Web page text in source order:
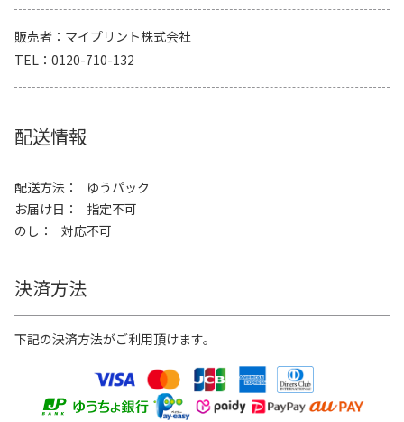
販売者
マイプリント株式会社
TEL
0120-710-132
配送情報
配送方法
ゆうパック
お届け日
指定不可
のし
対応不可
決済方法
下記の決済方法がご利用頂けます。